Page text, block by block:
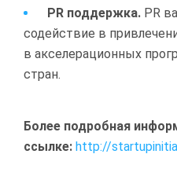
PR поддержка. PR
содействие в
в акселерационных
стран.
Более подробная
ссылке: http://